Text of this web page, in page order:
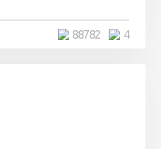
4
88782